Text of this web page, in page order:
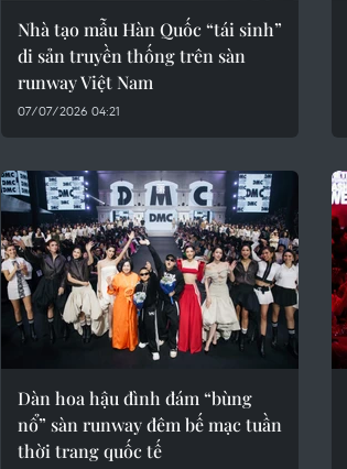
Nhà tạo mẫu Hàn Quốc “tái sinh”
di sản truyền thống trên sàn
runway Việt Nam
07/07/2026 04:21
Dàn hoa hậu đình đám “bùng
nổ” sàn runway đêm bế mạc tuần
thời trang quốc tế